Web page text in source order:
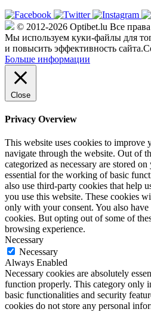
© 2012-2026 Optibet.lu Все
Мы используем куки-файлы для
и повысить эффективность сайта.
Больше информации
Close
Privacy Overview
This website uses cookies to improve
navigate through the website. Out of
categorized as necessary are stored
essential for the working of basic
also use third-party cookies that help
you use this website. These cookies
only with your consent. You also
cookies. But opting out of some of
browsing experience.
Necessary
Necessary
Always Enabled
Necessary cookies are absolutely
function properly. This category only
basic functionalities and security
cookies do not store any personal